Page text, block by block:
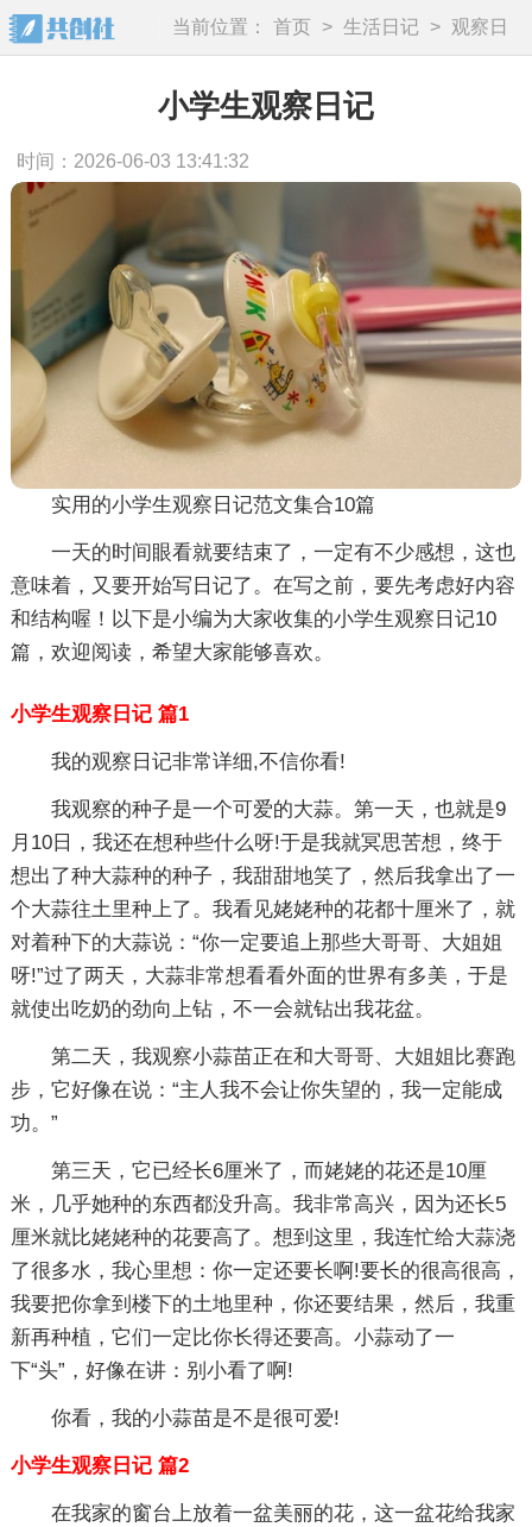
当前位置： 首页 > 生活日记 >
观察日
记
小学生观察日记
时间：2026-06-03 13:41:32
实用的小学生观察日记范文集合10篇
一天的时间眼看就要结束了，一定有不少感想，这也
意味着，又要开始写日记了。在写之前，要先考虑好内容
和结构喔！以下是小编为大家收集的小学生观察日记10
篇，欢迎阅读，希望大家能够喜欢。
小学生观察日记 篇1
我的观察日记非常详细,不信你看!
我观察的种子是一个可爱的大蒜。第一天，也就是9
月10日，我还在想种些什么呀!于是我就冥思苦想，终于
想出了种大蒜种的种子，我甜甜地笑了，然后我拿出了一
个大蒜往土里种上了。我看见姥姥种的花都十厘米了，就
对着种下的大蒜说：“你一定要追上那些大哥哥、大姐姐
呀!”过了两天，大蒜非常想看看外面的世界有多美，于是
就使出吃奶的劲向上钻，不一会就钻出我花盆。
第二天，我观察小蒜苗正在和大哥哥、大姐姐比赛跑
步，它好像在说：“主人我不会让你失望的，我一定能成
功。”
第三天，它已经长6厘米了，而姥姥的花还是10厘
米，几乎她种的东西都没升高。我非常高兴，因为还长5
厘米就比姥姥种的花要高了。想到这里，我连忙给大蒜浇
了很多水，我心里想：你一定还要长啊!要长的很高很高，
我要把你拿到楼下的土地里种，你还要结果，然后，我重
新再种植，它们一定比你长得还要高。小蒜动了一
下“头”，好像在讲：别小看了啊!
你看，我的小蒜苗是不是很可爱!
小学生观察日记 篇2
在我家的窗台上放着一盆美丽的花，这一盆花给我家